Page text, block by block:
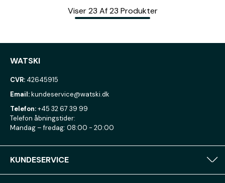
Viser 23 Af 23 Produkter
WATSKI
CVR: 42645915
Email:kundeservice@watski.dk
Telefon:+45 32 67 39 99
Telefon åbningstider:
Mandag – fredag: 08:00 - 20:00
KUNDESERVICE